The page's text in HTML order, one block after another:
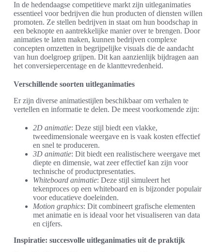
In de hedendaagse competitieve markt zijn uitleganimaties
essentieel voor bedrijven die hun producten of diensten willen
promoten. Ze stellen bedrijven in staat om hun boodschap in
een beknopte en aantrekkelijke manier over te brengen. Door
animaties te laten maken, kunnen bedrijven complexe
concepten omzetten in begrijpelijke visuals die de aandacht
van hun doelgroep grijpen. Dit kan aanzienlijk bijdragen aan
het conversiepercentage en de klanttevredenheid.
Verschillende soorten uitleganimaties
Er zijn diverse animatiestijlen beschikbaar om verhalen te
vertellen en informatie te delen. De meest voorkomende zijn:
2D animatie: Deze stijl biedt een vlakke,
tweedimensionale weergave en is vaak kosten effectief
en snel te produceren.
3D animatie: Dit biedt een realistischere weergave met
diepte en dimensie, wat zeer effectief kan zijn voor
technische of productpresentaties.
Whiteboard animatie: Deze stijl simuleert het
tekenproces op een whiteboard en is bijzonder populair
voor educatieve doeleinden.
Motion graphics: Dit combineert grafische elementen
met animatie en is ideaal voor het visualiseren van data
en cijfers.
Inspiratie: succesvolle uitleganimaties uit de praktijk